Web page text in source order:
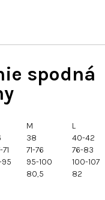
spodná
M
L
38
40-42
71-76
76-83
95 95-100
100-107
80,5
82